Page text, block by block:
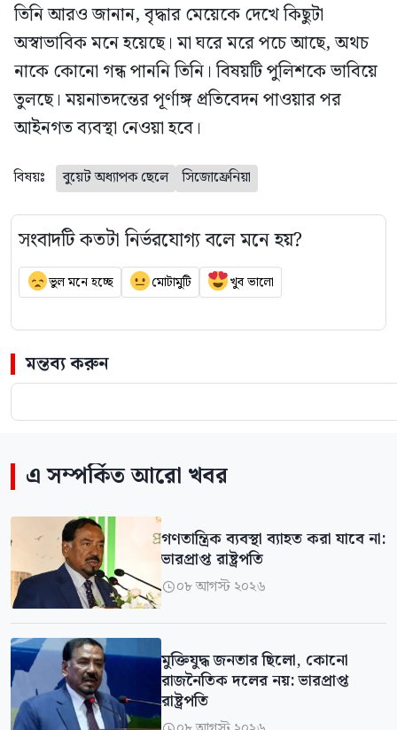
তিনি আরও জানান, বৃদ্ধার মেয়েকে দেখে কিছুটা
অস্বাভাবিক মনে হয়েছে। মা ঘরে মরে পচে আছে, অথচ
নাকে কোনো গন্ধ পাননি তিনি। বিষয়টি পুলিশকে ভাবিয়ে
তুলছে। ময়নাতদন্তের পূর্ণাঙ্গ প্রতিবেদন পাওয়ার পর
আইনগত ব্যবস্থা নেওয়া হবে।
বিষয়ঃ বুয়েট অধ্যাপক ছেলে সিজোফ্রেনিয়া
সংবাদটি কতটা নির্ভরযোগ্য বলে মনে হয়?
ভুল মনে হচ্ছে মোটামুটি খুব ভালো
মন্তব্য করুন
এ সম্পর্কিত আরো খবর
গণতান্ত্রিক ব্যবস্থা ব্যাহত করা যাবে না:
ভারপ্রাপ্ত রাষ্ট্রপতি
০৮ আগস্ট ২০২৬
মুক্তিযুদ্ধ জনতার ছিলো, কোনো
রাজনৈতিক দলের নয়: ভারপ্রাপ্ত
রাষ্ট্রপতি